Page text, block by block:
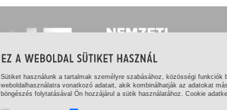
Sütiket használunk a tartalmak személyre szabásához, közösségi
weboldalhasználatra vonatkozó adatait, akik kombinálhatják az adatokat
böngészés folytatásával Ön hozzájárul a sütik használatához. Cookie